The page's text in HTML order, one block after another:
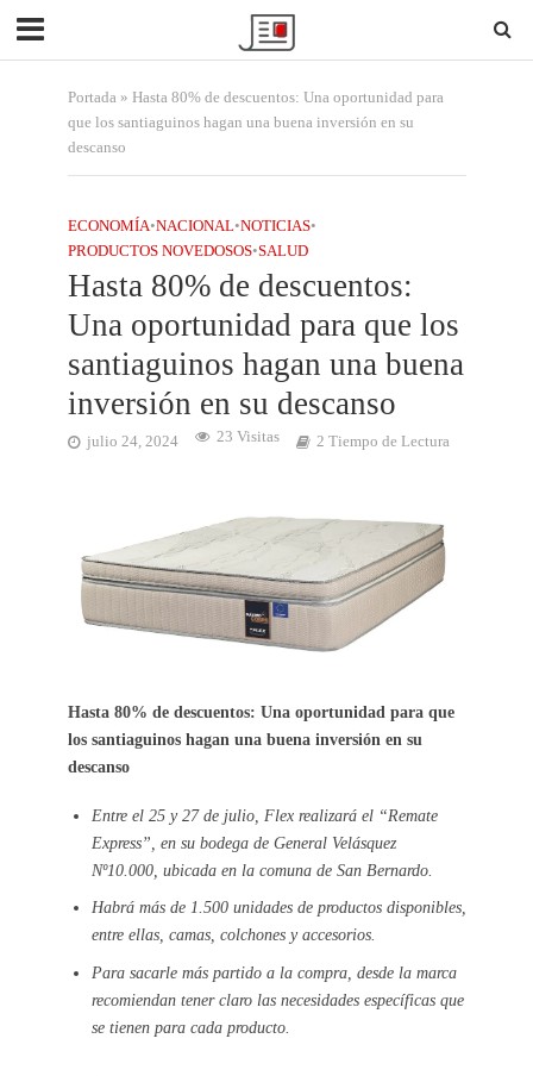
Portada» Hasta 80% de descuentos: Una oportunidad para
que los santiaguinos hagan una buena inversión en su
descanso
ECONOMÍA•NACIONAL•NOTICIAS•
PRODUCTOS NOVEDOSOS•SALUD
Hasta 80% de descuentos:
Una oportunidad para que los
santiaguinos hagan una buena
inversión en su descanso
julio 24, 2024 23 Visitas 2 Tiempo de Lectura
Hasta 80% de descuentos: Una oportunidad para que
los santiaguinos hagan una buena inversión en su
descanso
Entre el 25 y 27 de julio, Flex realizará el “Remate
Express”, en su bodega de General Velásquez
Nº10.000, ubicada en la comuna de San Bernardo.
Habrá más de 1.500 unidades de productos disponibles,
entre ellas, camas, colchones y accesorios.
Para sacarle más partido a la compra, desde la marca
recomiendan tener claro las necesidades específicas que
se tienen para cada producto.